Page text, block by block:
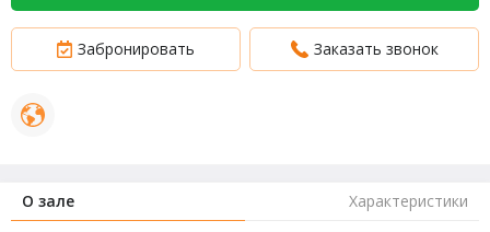
Забронировать Заказать звонок
О зале Характеристики